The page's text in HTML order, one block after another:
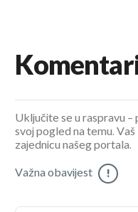
Uključite se u raspravu
svoj pogled na temu.
zajednicu našeg portala.
Važna obavijest !